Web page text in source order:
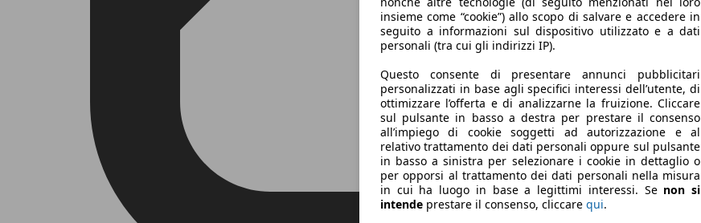
insieme come “cookie”) allo scopo di salvare e accedere in
seguito a informazioni sul dispositivo utilizzato e a dati
personali (tra cui gli indirizzi IP).
Questo consente di presentare annunci pubblicitari
personalizzati in base agli specifici interessi dell’utente, di
ottimizzare l’offerta e di analizzarne la fruizione. Cliccare
sul pulsante in basso a destra per prestare il consenso
all’impiego di cookie soggetti ad autorizzazione e al
relativo trattamento dei dati personali oppure sul pulsante
in basso a sinistra per selezionare i cookie in dettaglio o
per opporsi al trattamento dei dati personali nella misura
in cui ha luogo in base a legittimi interessi. Se non si
intende prestare il consenso, cliccare qui.